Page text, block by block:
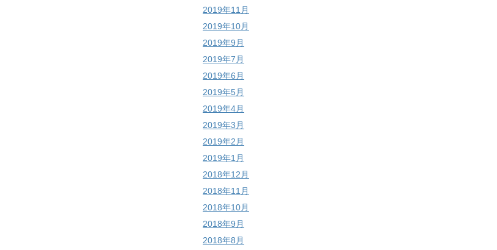
2019年11月
2019年10月
2019年9月
2019年7月
2019年6月
2019年5月
2019年4月
2019年3月
2019年2月
2019年1月
2018年12月
2018年11月
2018年10月
2018年9月
2018年8月